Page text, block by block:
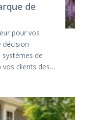
de
pour vos
décision
systèmes de
vos clients des…